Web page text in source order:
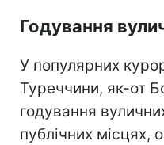
Годування
У популярних
Туреччини, як-от
годування
публічних місцях,